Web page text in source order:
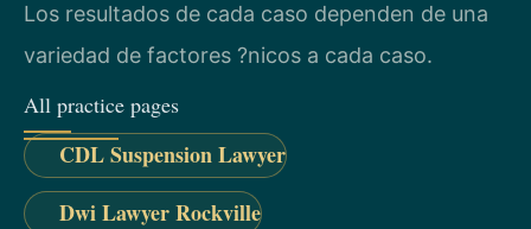
Los resultados de cada caso dependen de una
variedad de factores ?nicos a cada caso.
All practice pages
CDL Suspension Lawyer
Dwi Lawyer Rockville